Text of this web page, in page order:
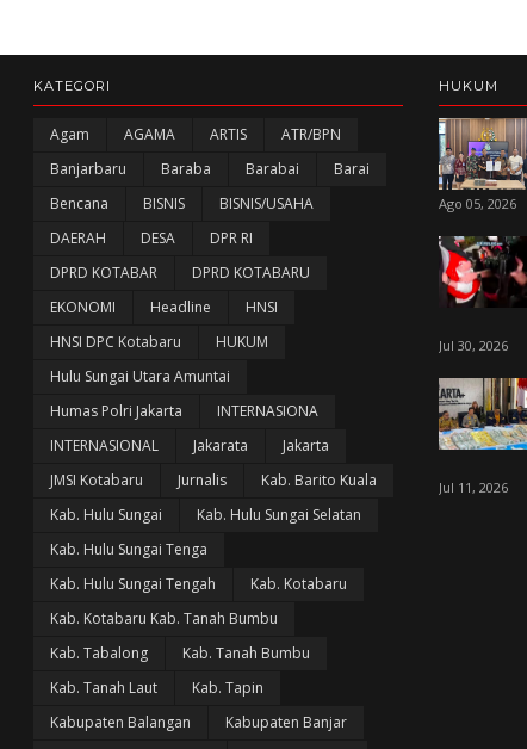
KATEGORI
Agam AGAMA ARTIS
ATR/BPN
Banjarbaru
Baraba Barabai
Barai
Bencana
BISNIS
BISNIS/USAHA
DAERAH
DESA
DPR RI
DPRD KOTABAR
DPRD KOTABARU
EKONOMI
Headline
HNSI
HNSI DPC Kotabaru
HUKUM
Hulu Sungai Utara Amuntai
Humas Polri Jakarta
INTERNASIONA
INTERNASIONAL
Jakarata
Jakarta
JMSI Kotabaru
Jurnalis
Kab. Barito Kuala
Kab. Hulu Sungai
Kab. Hulu Sungai Selatan
Kab. Hulu Sungai Tenga
Kab. Hulu Sungai Tengah
Kab. Kotabaru
Kab. Kotabaru Kab. Tanah Bumbu
Kab. Tabalong
Kab. Tanah Bumbu
Kab. Tanah Laut
Kab. Tapin
Kabupaten Balangan
Kabupaten Banjar
HUKUM
Ago 05, 2026
Jul 30, 2026
Jul 11, 2026